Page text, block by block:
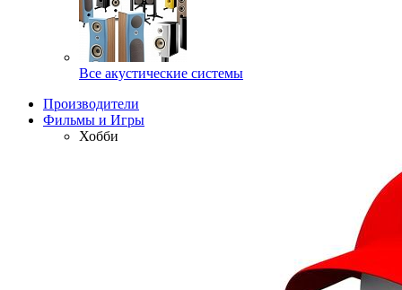
Все акустические системы
Производители
Фильмы и Игры
Хобби